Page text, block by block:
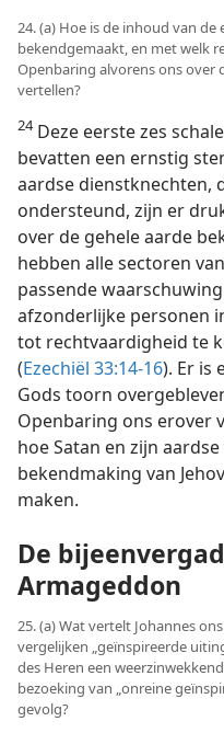
24. (a) Hoe is de inhoud van de
bekendgemaakt, en met welk
Openbaring alvorens ons over
vertellen?
24Deze eerste zes
bevatten een ernstig
aardse dienstknechten,
ondersteund, zijn er
over de gehele aarde
hebben alle sectoren
passende
afzonderlijke personen
tot rechtvaardigheid te
(Ezechiël 33:14-16). Er is
Gods toorn
Openbaring ons erover
hoe Satan en zijn
bekendmaking van
maken.
De
Armageddon
25. (a) Wat vertelt Johannes
vergelijken „geïnspireerde
des Heren een
bezoeking van „onreine
gevolg?